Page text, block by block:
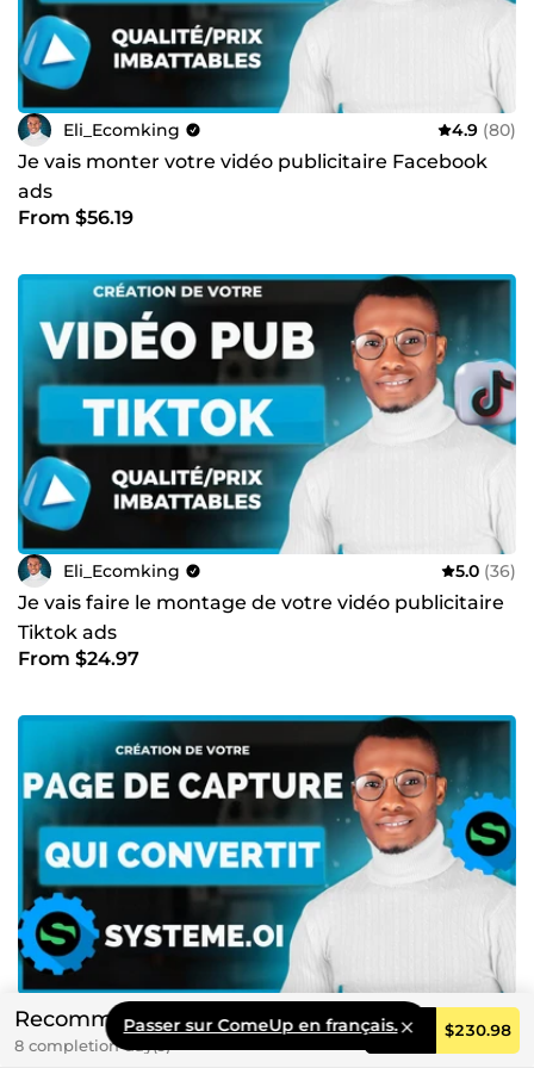
Recommended
8 completion day(s)
Order $230.98
impressionnantes, performantes, et prêtes à vendre dès
leur lancement. 🤝 Prêt à passer à l’action ? Collaborons
ensemble pour faire de votre projet une réussite totale !
Eli_Ecomking 4.9 (80)
Je vais monter votre vidéo publicitaire Facebook
ads
From $56.19
Eli_Ecomking 5.0 (36)
Je vais faire le montage de votre vidéo publicitaire
Tiktok ads
From $24.97
Eli_Ecomking 5.0(14)
Je vais créer votre page de capture ou landing
Passer sur ComeUp en français.